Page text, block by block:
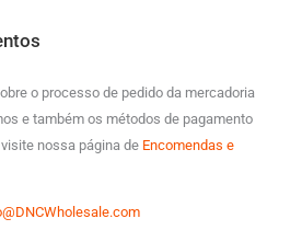
o processo de pedido da mercadoria
e também os métodos de pagamento
nossa página de Encomendas e